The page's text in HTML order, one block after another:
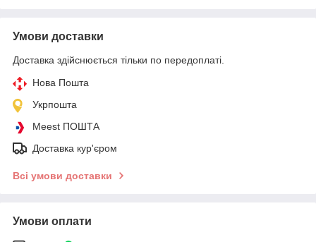
Умови доставки
Доставка здійснюється тільки по передоплаті.
Нова Пошта
Укрпошта
Meest ПОШТА
Доставка кур'єром
Всі умови доставки
Умови оплати